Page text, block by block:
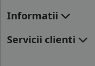
Informatii
Servicii clienti